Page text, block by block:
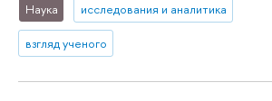
Наука исследования и аналитика
взгляд ученого